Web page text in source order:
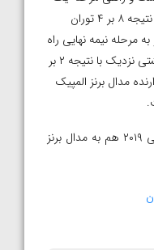
چهارم نهایی شد. وی در این مرحله با نتیجه ۸ بر ۴ توران
مرحله نیمه نهایی راه
یافت. امامی در این مرحله در یک کشتی نزدیک با نتیجه ۲ بر
مدال برنز المپیک
امامی پیش از این در مسابقات جهانی ۲۰۱۹ هم به مدال برنز